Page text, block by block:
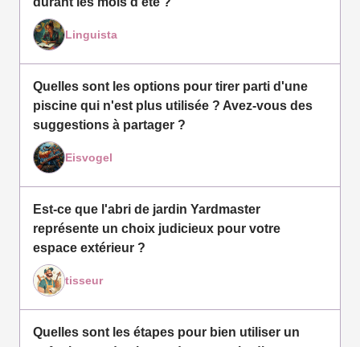
Linguista
Quelles sont les options pour tirer parti d'une
piscine qui n'est plus utilisée ? Avez-vous des
suggestions à partager ?
Eisvogel
Est-ce que l'abri de jardin Yardmaster
représente un choix judicieux pour votre
espace extérieur ?
tisseur
Quelles sont les étapes pour bien utiliser un